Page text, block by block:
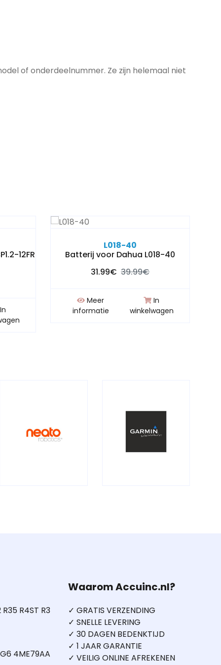
of onderdeelnummer. Ze zijn helemaal niet
12FR
In
L018-40
Batterij voor Dahua L018-40
31.99€ 39.99€
Meer
informatie
In
winkelwagen
R4ST R3
4ME79AA
Waarom Accuinc.nl?
✓ GRATIS VERZENDING
✓ SNELLE LEVERING
✓ 30 DAGEN BEDENKTIJD
✓ 1 JAAR GARANTIE
✓ VEILIG ONLINE AFREKENEN